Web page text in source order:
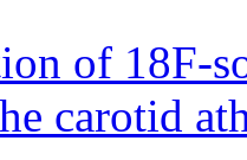
of 18F-
carotid